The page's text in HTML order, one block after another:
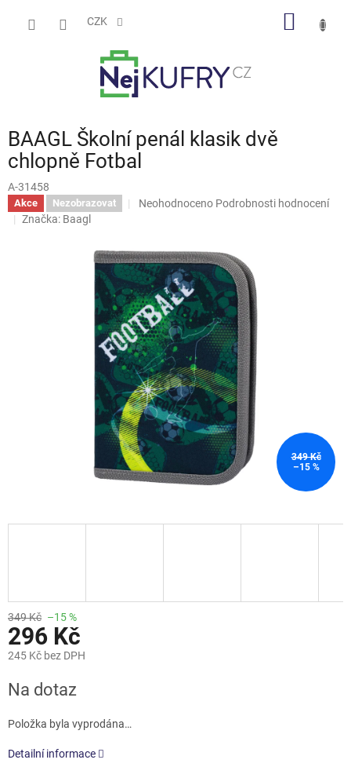
CZK
BAAGL Školní penál klasik dvě
chlopně Fotbal
A-31458
Akce Nezobrazovat
Průměrné
0,0
z
5
hvězdiček.
Neohodnoceno Podrobnosti hodnocení
Značka: Baagl
349 Kč
–15 %
349 Kč –15 %
296 Kč
245 Kč bez DPH
cena:
Na dotaz
Položka byla vyprodána…
Detailní informace